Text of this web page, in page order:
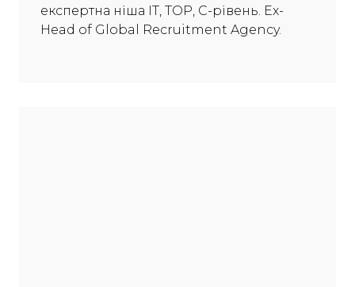
експертна ніша IT, TOP, C-рівень. Еx-
Head of Global Recruitment Agency.